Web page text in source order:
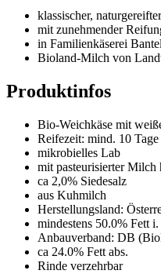
klassischer,
mit zunehmender
in Familienkäserei
Bioland-Milch von
Produktinfos
Bio-Weichkäse mit
Reifezeit: mind. 10 Tage
mikrobielles Lab
mit pasteurisierter Milch
ca 2,0% Siedesalz
aus Kuhmilch
Herstellungsland:
mindestens 50.0% Fett i.
Anbauverband: DB
ca 24.0% Fett abs.
Rinde verzehrbar